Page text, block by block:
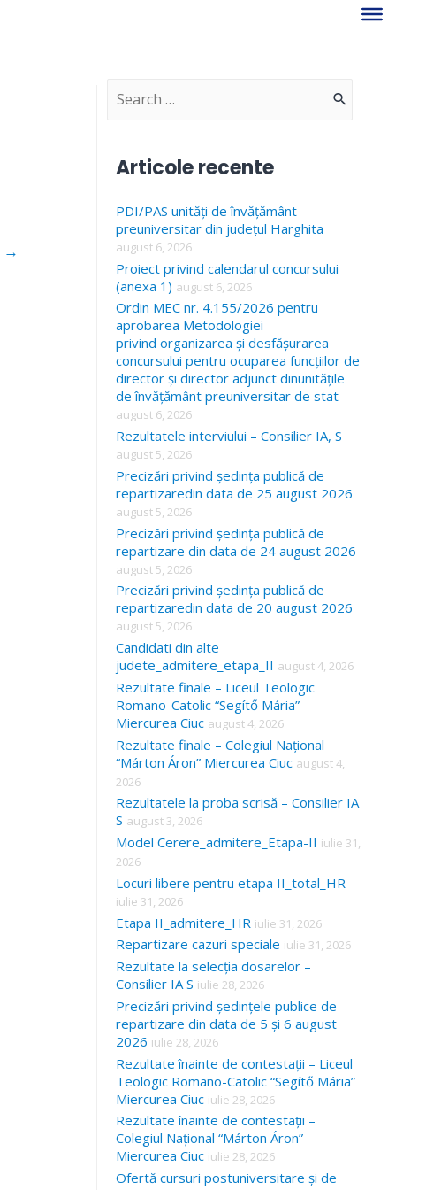
→
S
c
h
f
o
r
:
Articole recente
PDI/PAS unități de învățământ
preuniversitar din județul Harghita
august 6, 2026
Proiect privind calendarul concursului
(anexa 1) august 6, 2026
Ordin MEC nr. 4.155/2026 pentru
aprobarea Metodologiei
privind organizarea și desfășurarea
concursului pentru ocuparea funcțiilor de
director și director adjunct dinunitățile
de învățământ preuniversitar de stat
august 6, 2026
Rezultatele interviului – Consilier IA, S
august 5, 2026
Precizări privind ședința publică de
repartizaredin data de 25 august 2026
august 5, 2026
Precizări privind ședința publică de
repartizare din data de 24 august 2026
august 5, 2026
Precizări privind ședința publică de
repartizaredin data de 20 august 2026
august 5, 2026
Candidati din alte
judete_admitere_etapa_II august 4, 2026
Rezultate finale – Liceul Teologic
Romano-Catolic “Segítő Mária”
Miercurea Ciuc august 4, 2026
Rezultate finale – Colegiul Național
“Márton Áron” Miercurea Ciuc august 4,
2026
Rezultatele la proba scrisă – Consilier IA
S august 3, 2026
Model Cerere_admitere_Etapa-II iulie 31,
2026
Locuri libere pentru etapa II_total_HR
iulie 31, 2026
Etapa II_admitere_HR iulie 31, 2026
Repartizare cazuri speciale iulie 31, 2026
Rezultate la selecția dosarelor –
Consilier IA S iulie 28, 2026
Precizări privind ședințele publice de
repartizare din data de 5 și 6 august
2026 iulie 28, 2026
Rezultate înainte de contestații – Liceul
Teologic Romano-Catolic “Segítő Mária”
Miercurea Ciuc iulie 28, 2026
Rezultate înainte de contestații –
Colegiul Național “Márton Áron”
Miercurea Ciuc iulie 28, 2026
Ofertă cursuri postuniversitare și de